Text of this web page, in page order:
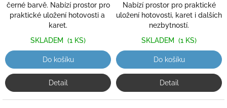
černé barvě. Nabízí prostor pro
praktické uložení hotovosti a
karet.
SKLADEM (1 KS)
Do košíku
Detail
Nabízí prostor pro praktické
uložení hotovosti, karet i dalších
nezbytností.
SKLADEM (1 KS)
Do košíku
Detail